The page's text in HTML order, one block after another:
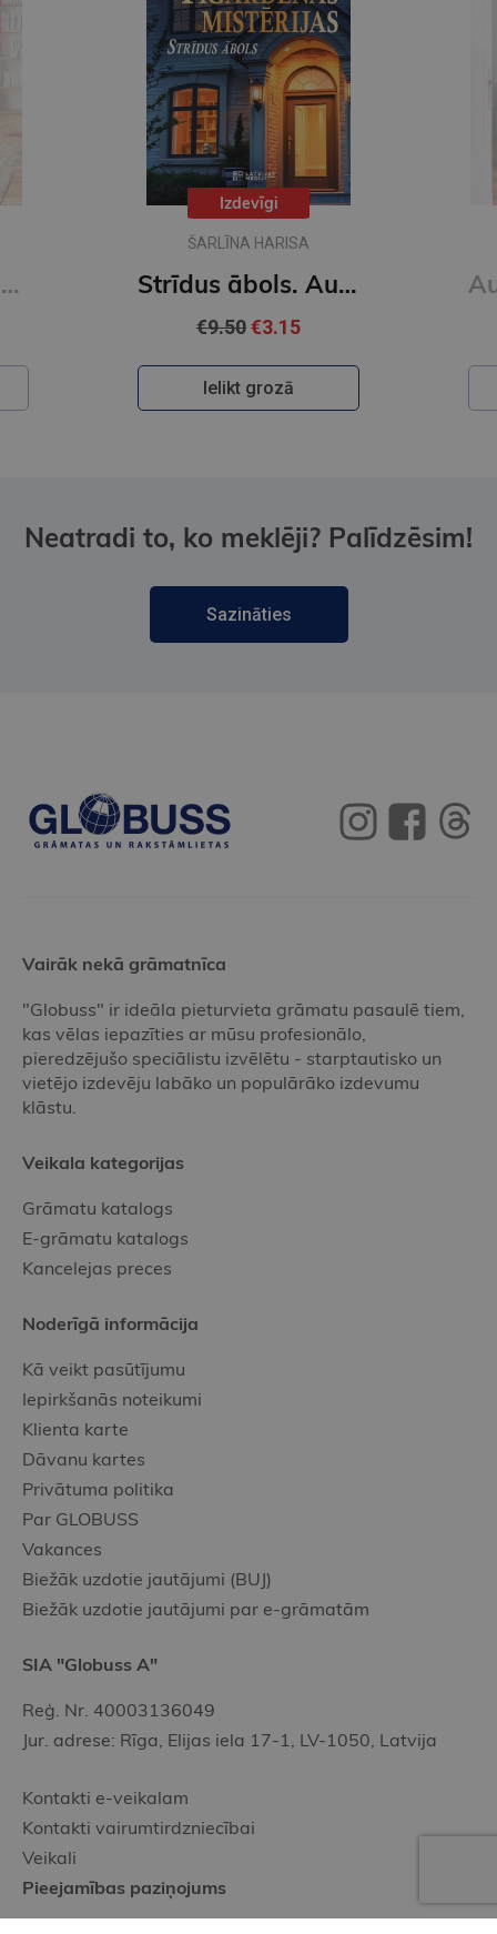
Auroras Tīgārdenas mistērijas. Slepkavība lasītāju klubā. Vakara detektīvs
Izdevīgi
ŠARLĪNA HARISA
Strīdus ābols. Auroras Tīgārdenas mistērijas
€9.50€3.15
Ielikt grozā
Neatradi to, ko meklēji? Palīdzēsim!
Sazināties
Vairāk nekā grāmatnīca
"Globuss" ir ideāla pieturvieta grāmatu pasaulē tiem,
kas vēlas iepazīties ar mūsu profesionālo,
pieredzējušo speciālistu izvēlētu - starptautisko un
vietējo izdevēju labāko un populārāko izdevumu
klāstu.
Veikala kategorijas
Grāmatu katalogs
E-grāmatu katalogs
Kancelejas preces
Noderīgā informācija
Kā veikt pasūtījumu
Iepirkšanās noteikumi
Klienta karte
Dāvanu kartes
Privātuma politika
Par GLOBUSS
Vakances
Biežāk uzdotie jautājumi (BUJ)
Biežāk uzdotie jautājumi par e-grāmatām
SIA "Globuss A"
Reģ. Nr. 40003136049
Jur. adrese: Rīga, Elijas iela 17-1, LV-1050, Latvija
Kontakti e-veikalam
Kontakti vairumtirdzniecībai
Veikali
Pieejamības paziņojums